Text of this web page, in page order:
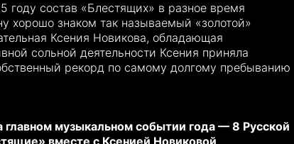
году состав «Блестящих» в разное время
хорошо знаком так называемый «золотой»
Ксения Новикова, обладающая
сольной деятельности Ксения приняла
рекорд по самому долгому пребыванию
музыкальном событии года — 8 Русской
вместе с Ксенией Новиковой